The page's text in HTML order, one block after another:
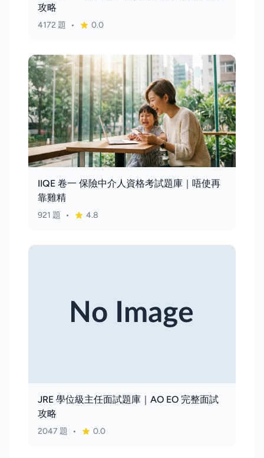
攻略
4172 題 • 0.0
IIQE 卷一 保險中介人資格考試題庫｜唔使再
靠雞精
921 題 • 4.8
JRE 學位級主任面試題庫｜AO EO 完整面試
攻略
2047 題 • 0.0